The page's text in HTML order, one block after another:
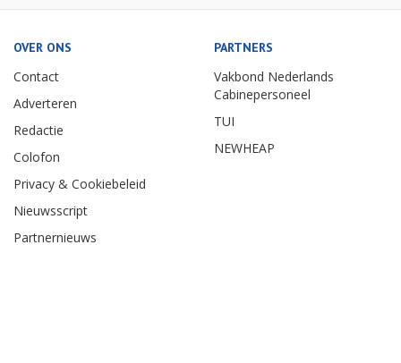
OVER ONS
Contact
Adverteren
Redactie
Colofon
Privacy & Cookiebeleid
Nieuwsscript
Partnernieuws
PARTNERS
Vakbond Nederlands
Cabinepersoneel
TUI
NEWHEAP